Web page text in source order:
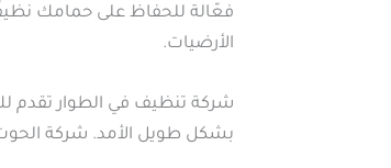
فعّالة للحفاظ على حمامك
الأرضيات.
شركة تنظيف في الطوار تقدم
بشكل طويل الأمد. شركة